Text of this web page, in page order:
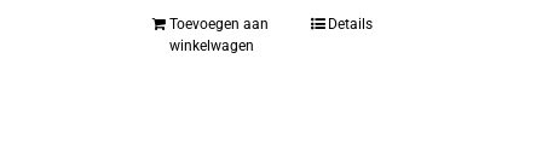
Toevoegen aan
winkelwagen
Details